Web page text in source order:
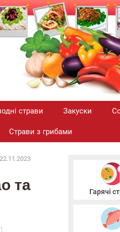
страви Закуски
Страви з грибами
22.11.2023
та Гарячі